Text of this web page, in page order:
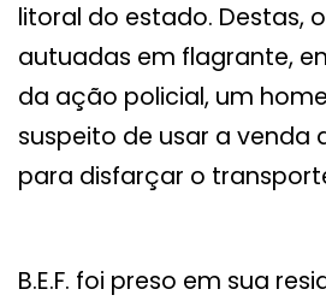
litoral do estado. Destas,
autuadas em flagrante,
da ação policial, um
suspeito de usar a venda
para disfarçar o
B.E.F. foi preso em sua